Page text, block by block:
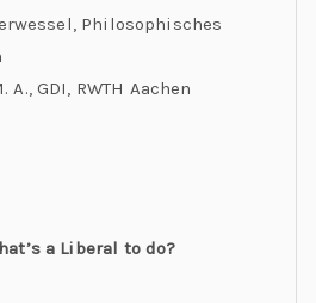
Philosophisches
GDI, RWTH Aachen
a Liberal to do?